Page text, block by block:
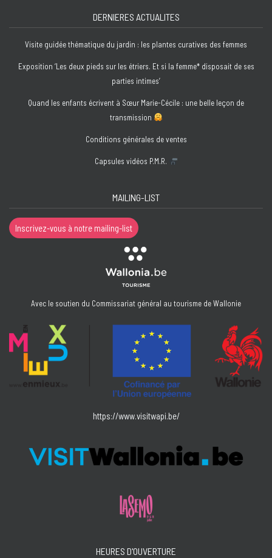
vélo’
DERNIERES ACTUALITES
Visite guidée thématique du jardin : les plantes curatives des femmes
Exposition ‘Les deux pieds sur les étriers. Et si la femme* disposait de ses
parties intimes’
Quand les enfants écrivent à Sœur Marie-Cécile : une belle leçon de
transmission
Conditions générales de ventes
Capsules vidéos P.M.R.
MAILING-LIST
Inscrivez-vous à notre mailing-list
Avec le soutien du Commissariat général au tourisme de Wallonie
https://www.visitwapi.be/
HEURES D'OUVERTURE